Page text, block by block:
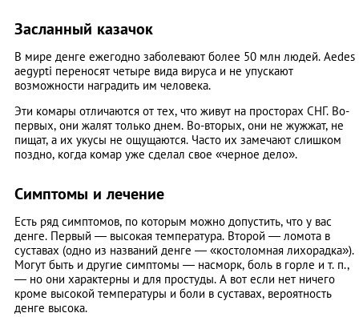
Засланный казачок
В мире денге ежегодно заболевают более 50 млн людей. Aedes
aegypti переносят четыре вида вируса и не упускают
возможности наградить им человека.
Эти комары отличаются от тех, что живут на просторах СНГ. Во-
первых, они жалят только днем. Во-вторых, они не жужжат, не
пищат, а их укусы не ощущаются. Часто их замечают слишком
поздно, когда комар уже сделал свое «черное дело».
Симптомы и лечение
Есть ряд симптомов, по которым можно допустить, что у вас
денге. Первый — высокая температура. Второй — ломота в
суставах (одно из названий денге — «костоломная лихорадка»).
Могут быть и другие симптомы — насморк, боль в горле и т. п.,
— но они характерны и для простуды. А вот если нет ничего
кроме высокой температуры и боли в суставах, вероятность
денге высока.